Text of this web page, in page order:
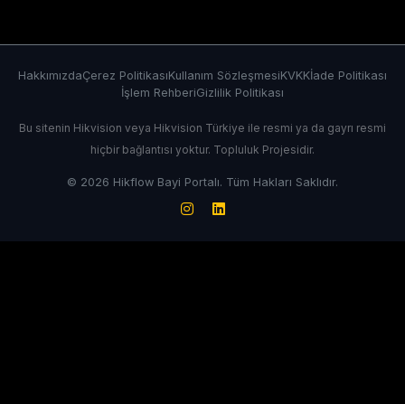
HakkımızdaÇerez PolitikasıKullanım SözleşmesiKVKKİade Politikası
İşlem RehberiGizlilik Politikası
Bu sitenin Hikvision veya Hikvision Türkiye ile resmi ya da gayrı resmi
hiçbir bağlantısı yoktur. Topluluk Projesidir.
© 2026 Hikflow Bayi Portalı. Tüm Hakları Saklıdır.